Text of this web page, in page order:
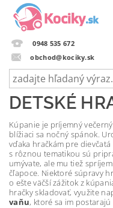
0948 535 672
obchod@kociky.sk
DETSKÉ
Kúpanie je príjemný
blížiaci sa nočný spánok.
vďaka hračkám pre
s rôznou tematikou sú
umývate, ale mu tiež
čľapoce. Niektoré súpravy
o ešte väčší zážitok z
hračky skladovať, využite
vaňu, ktoré sa im